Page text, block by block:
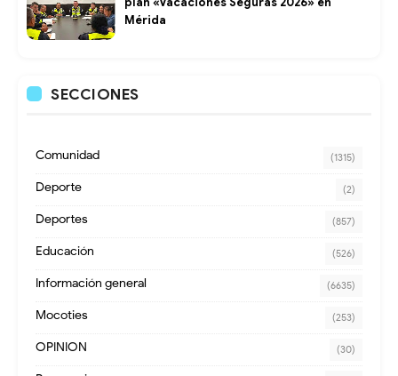
Mérida
SECCIONES
Comunidad (1315)
Deporte (2)
Deportes (857)
Educación (526)
Información general (6635)
Mocoties (253)
OPINION (30)